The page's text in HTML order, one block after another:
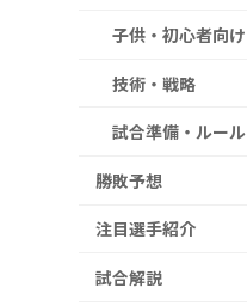
子供・初心者向け
技術・戦略
試合準備・ルール
勝敗予想
注目選手紹介
試合解説